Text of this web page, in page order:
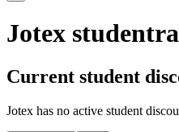
Jotex
Current student
Jotex has no active student